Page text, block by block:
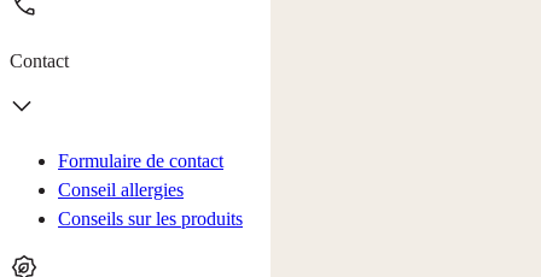
Contact
Formulaire de contact
Conseil allergies
Conseils sur les produits